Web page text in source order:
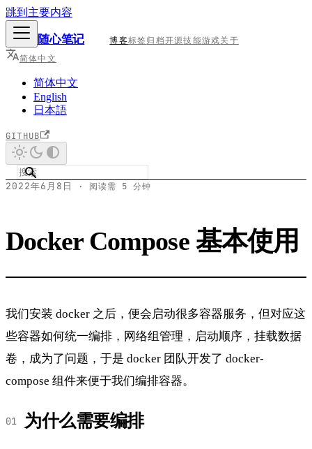
跳到主要内容
随心笔记 博客标签归档开源技能游戏关于
简体中文
简体中文
English
日本語
GITHUB
Docker Compose 基本使用
2022年6月8日 · 阅读需 5 分钟
我们安装 docker 之后，便会启动很多容器服务，但对应这
些容器如何统一编排，网络组管理，启动顺序，挂载数据
卷，成为了问题，于是 docker 团队开发了 docker-
compose 组件来便于我们编排容器。
为什么需要编排